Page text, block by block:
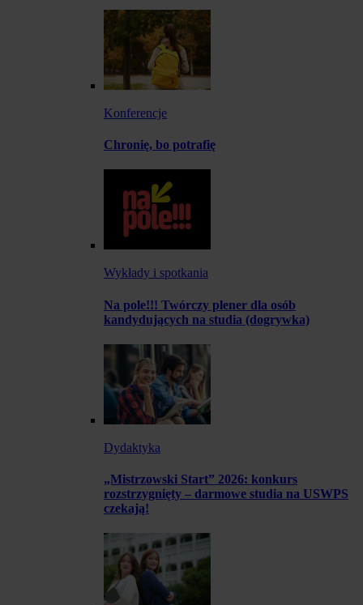
Konferencje
Chronię, bo potrafię
Wykłady i spotkania
Na pole!!! Twórczy plener dla osób
kandydujących na studia (dogrywka)
Dydaktyka
„Mistrzowski Start” 2026: konkurs
rozstrzygnięty – darmowe studia na USWPS
czekają!